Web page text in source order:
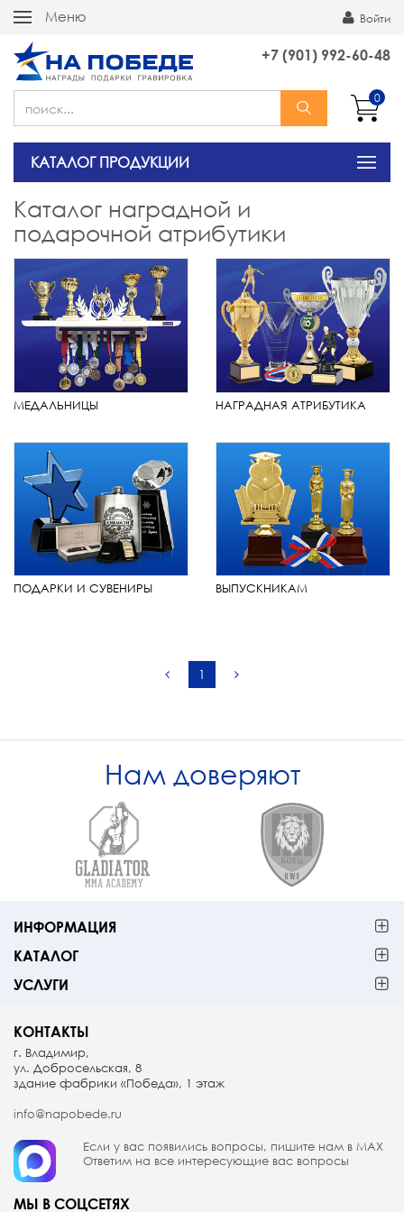
Меню Войти
+7 (901) 992-60-48
0
КАТАЛОГ ПРОДУКЦИИ
Каталог наградной и
подарочной атрибутики
МЕДАЛЬНИЦЫ НАГРАДНАЯ АТРИБУТИКА
ПОДАРКИ И СУВЕНИРЫ ВЫПУСКНИКАМ
1
Нам доверяют
ИНФОРМАЦИЯ
КАТАЛОГ
УСЛУГИ
КОНТАКТЫ
г. Владимир,
ул. Добросельская, 8
здание фабрики «Победа», 1 этаж
info@napobede.ru
Если у вас появились вопросы, пишите нам в МАX
Ответим на все интересующие вас вопросы
МЫ В СОЦСЕТЯХ